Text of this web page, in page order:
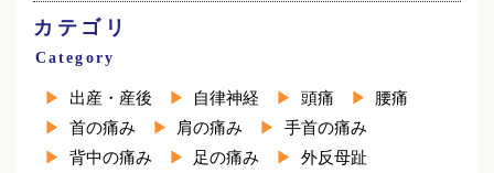
カテゴリ
Category
出産・産後 自律神経 頭痛
腰痛
首の痛み
肩の痛み
手首の痛み
背中の痛み
足の痛み
外反母趾